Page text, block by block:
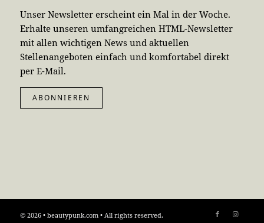
Unser Newsletter erscheint ein Mal in der Woche.
Erhalte unseren umfangreichen HTML-Newsletter
mit allen wichtigen News und aktuellen
Stellenangeboten einfach und komfortabel direkt
per E-Mail.
ABONNIEREN
© 2026 • beautypunk.com • All rights reserved.